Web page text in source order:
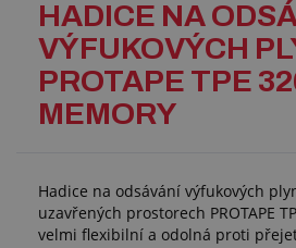
HADICE NA
VÝFUKOVÝCH
PROTAPE TPE
MEMORY
Hadice na odsávání výfukových
uzavřených prostorech PROTAPE
velmi flexibilní a odolná proti